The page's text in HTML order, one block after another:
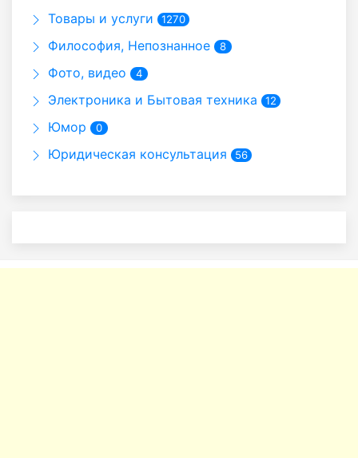
Товары и услуги 1270
Философия, Непознанное 8
Фото, видео 4
Электроника и Бытовая техника 12
Юмор 0
Юридическая консультация 56